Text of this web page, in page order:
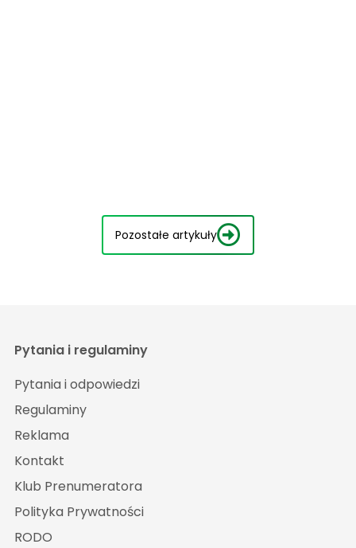
Pozostałe artykuły
Pytania i regulaminy
Pytania i odpowiedzi
Regulaminy
Reklama
Kontakt
Klub Prenumeratora
Polityka Prywatności
RODO